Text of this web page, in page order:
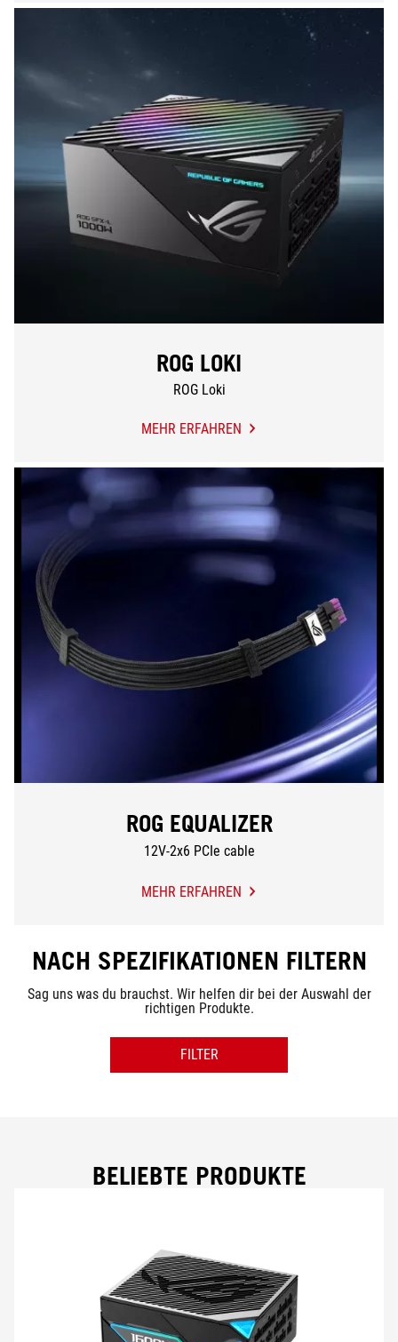
ROG LOKI
ROG Loki
MEHR ERFAHREN
ROG
ROG EQUALIZER
12V-2x6 PCIe cable
MEHR ERFAHREN
ROG
NACH SPEZIFIKATIONEN FILTERN
Sag uns was du brauchst. Wir helfen dir bei der Auswahl der
richtigen Produkte.
ANZAHL DER PCI-E KONNEKTOREN
ABMESSUNGEN (LÄNGE)
FILTER
BELIEBTE PRODUKTE